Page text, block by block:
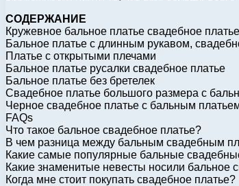
СОДЕРЖАНИЕ
Кружевное бальное платье свадебное платье
Бальное платье с длинным рукавом,
Платье с открытыми плечами
Бальное платье русалки свадебное платье
Бальное платье без бретелек
Свадебное платье большого размера с
Черное свадебное платье с бальным
FAQs
Что такое бальное свадебное платье?
В чем разница между бальным свадебным
Какие самые популярные бальные
Какие знаменитые невесты носили бальное
Когда мне стоит покупать свадебное платье?